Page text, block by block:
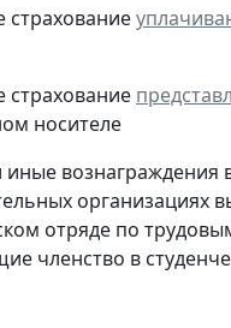
страхование
страхование
носителе
вознаграждения
организациях
отряде по
членство в